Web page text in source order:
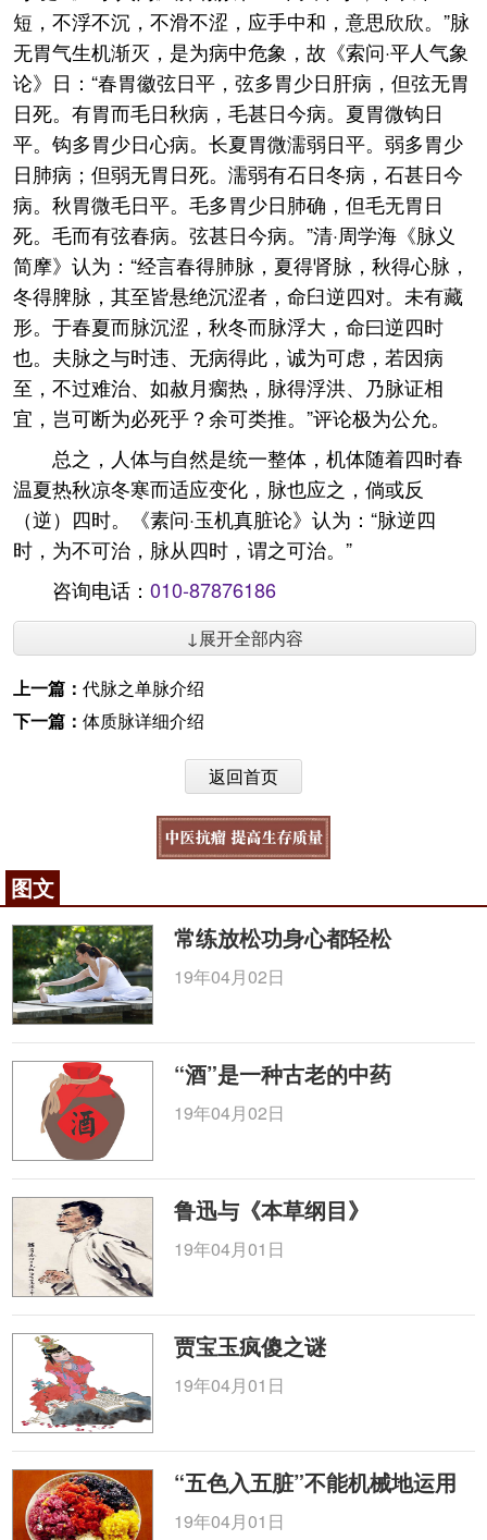
短，不浮不沉，不滑不涩，应手中和，意思欣欣。”脉
无胃气生机渐灭，是为病中危象，故《索问·平人气象
论》日：“春胃徽弦日平，弦多胃少日肝病，但弦无胃
日死。有胃而毛日秋病，毛甚日今病。夏胃微钩日
平。钩多胃少日心病。长夏胃微濡弱日平。弱多胃少
日肺病；但弱无胃日死。濡弱有石日冬病，石甚日今
病。秋胃微毛日平。毛多胃少日肺确，但毛无胃日
死。毛而有弦春病。弦甚日今病。”清·周学海《脉义
简摩》认为：“经言春得肺脉，夏得肾脉，秋得心脉，
冬得脾脉，其至皆悬绝沉涩者，命臼逆四对。未有藏
形。于春夏而脉沉涩，秋冬而脉浮大，命曰逆四时
也。夫脉之与时违、无病得此，诚为可虑，若因病
至，不过难治、如赦月瘸热，脉得浮洪、乃脉证相
宜，岂可断为必死乎？余可类推。”评论极为公允。
总之，人体与自然是统一整体，机体随着四时春
温夏热秋凉冬寒而适应变化，脉也应之，倘或反
（逆）四时。《素问·玉机真脏论》认为：“脉逆四
时，为不可治，脉从四时，谓之可治。”
咨询电话： 010-87876186
↓展开全部内容
上一篇： 代脉之单脉介绍
下一篇： 体质脉详细介绍
返回首页
图文
常练放松功身心都轻松
19年04月02日
“酒”是一种古老的中药
19年04月02日
鲁迅与《本草纲目》
19年04月01日
贾宝玉疯傻之谜
19年04月01日
“五色入五脏”不能机械地运用
19年04月01日